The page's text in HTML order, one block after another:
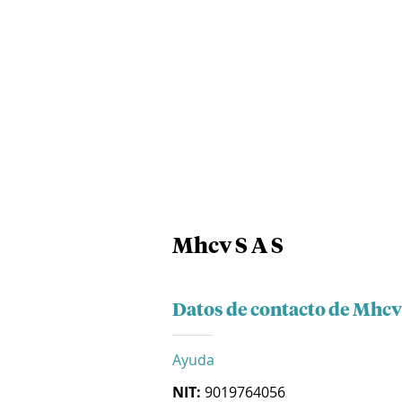
Mhcv S A S
Datos de contacto de Mhcv
Ayuda
NIT: 9019764056